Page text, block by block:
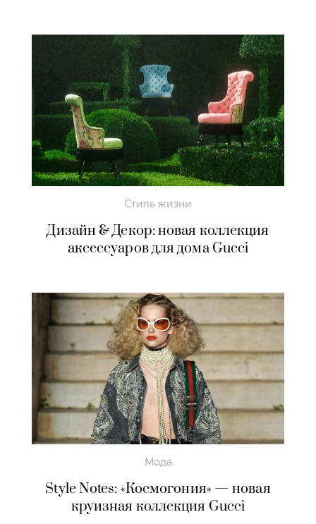
Стиль жизни
Дизайн & Декор: новая коллекция
аксессуаров для дома Gucci
Мода
Style Notes: «Космогония» — новая
круизная коллекция Gucci